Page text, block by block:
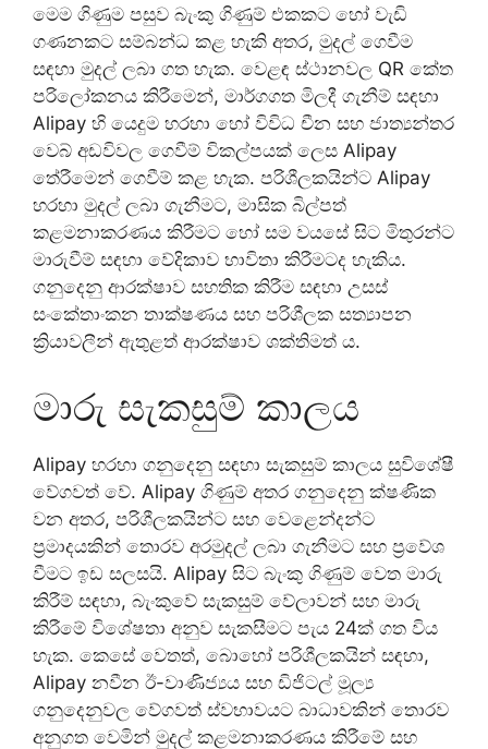
මෙම ගිණුම පසුව බැංකු ගිණුම් එකකට හෝ වැඩි
ගණනකට සම්බන්ධ කළ හැකි අතර, මුදල් ගෙවීම
සඳහා මුදල් ලබා ගත හැක. වෙළඳ ස්ථානවල QR කේත
පරිලෝකනය කිරීමෙන්, මාර්ගගත මිලදී ගැනීම් සඳහා
Alipay හි යෙදුම හරහා හෝ විවිධ චීන සහ ජාත්‍යන්තර
වෙබ් අඩවිවල ගෙවීම් විකල්පයක් ලෙස Alipay
තේරීමෙන් ගෙවීම් කළ හැක. පරිශීලකයින්ට Alipay
හරහා මුදල් ලබා ගැනීමට, මාසික බිල්පත්
කළමනාකරණය කිරීමට හෝ සම වයසේ සිට මිතුරන්ට
මාරුවීම් සඳහා වේදිකාව භාවිතා කිරීමටද හැකිය.
ගනුදෙනු ආරක්ෂාව සහතික කිරීම සඳහා උසස්
සංකේතාංකන තාක්ෂණය සහ පරිශීලක සත්‍යාපන
ක්‍රියාවලීන් ඇතුළත් ආරක්ෂාව ශක්තිමත් ය.
මාරු සැකසුම් කාලය
Alipay හරහා ගනුදෙනු සඳහා සැකසුම් කාලය සුවිශේෂී
වේගවත් වේ. Alipay ගිණුම් අතර ගනුදෙනු ක්ෂණික
වන අතර, පරිශීලකයින්ට සහ වෙළෙන්දන්ට
ප්‍රමාදයකින් තොරව අරමුදල් ලබා ගැනීමට සහ ප්‍රවේශ
වීමට ඉඩ සලසයි. Alipay සිට බැංකු ගිණුම් වෙත මාරු
කිරීම් සඳහා, බැංකුවේ සැකසුම් වේලාවන් සහ මාරු
කිරීමේ විශේෂතා අනුව සැකසීමට පැය 24ක් ගත විය
හැක. කෙසේ වෙතත්, බොහෝ පරිශීලකයින් සඳහා,
Alipay නවීන ඊ-වාණිජ්‍යය සහ ඩිජිටල් මූල්‍ය
ගනුදෙනුවල වේගවත් ස්වභාවයට බාධාවකින් තොරව
අනුගත වෙමින් මුදල් කළමනාකරණය කිරීමේ සහ